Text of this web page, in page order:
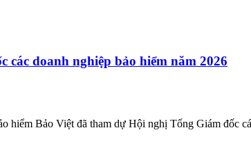
doanh nghiệp bảo hiểm năm 2026
hiểm Bảo Việt đã tham dự Hội nghị Tổng Giám đốc